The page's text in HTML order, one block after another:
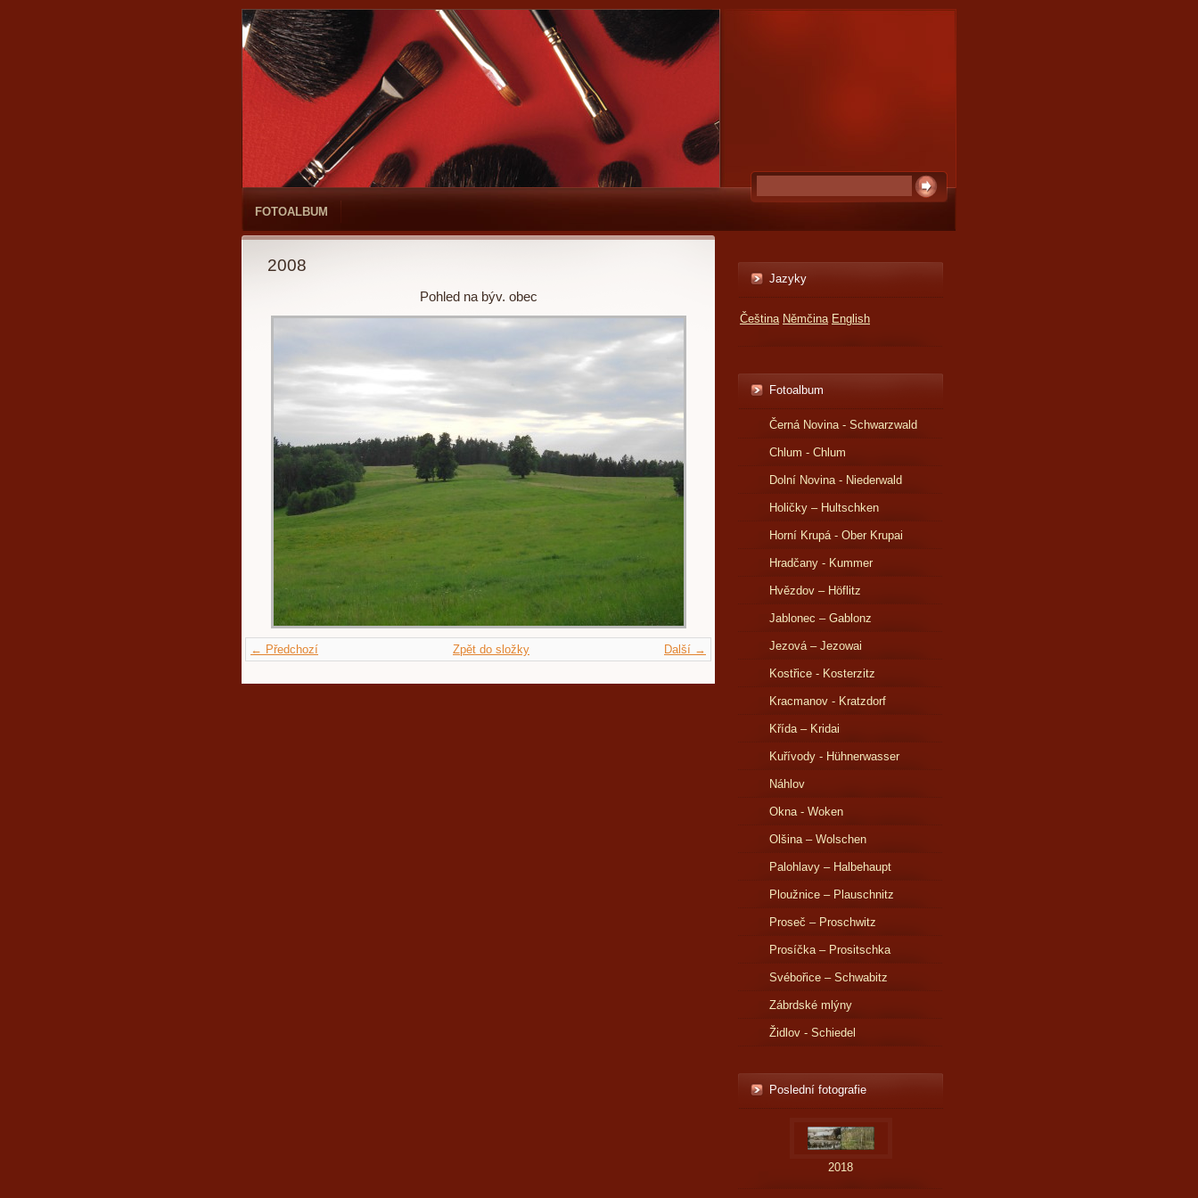
FOTOALBUM
2008
Pohled na býv. obec
← Předchozí Další →
Zpět do složky
Jazyky
Čeština Němčina English
Fotoalbum
Černá Novina - Schwarzwald
Chlum - Chlum
Dolní Novina - Niederwald
Holičky – Hultschken
Horní Krupá - Ober Krupai
Hradčany - Kummer
Hvězdov – Höflitz
Jablonec – Gablonz
Jezová – Jezowai
Kostřice - Kosterzitz
Kracmanov - Kratzdorf
Křída – Kridai
Kuřívody - Hühnerwasser
Náhlov
Okna - Woken
Olšina – Wolschen
Palohlavy – Halbehaupt
Ploužnice – Plauschnitz
Proseč – Proschwitz
Prosíčka – Prositschka
Svébořice – Schwabitz
Zábrdské mlýny
Židlov - Schiedel
Poslední fotografie
2018